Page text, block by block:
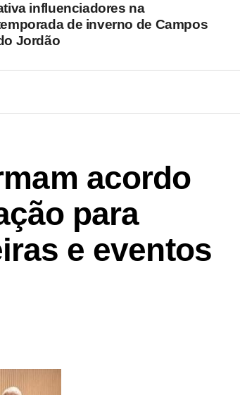
influenciadores na
de inverno de Campos
Jordão
acordo
para
e eventos